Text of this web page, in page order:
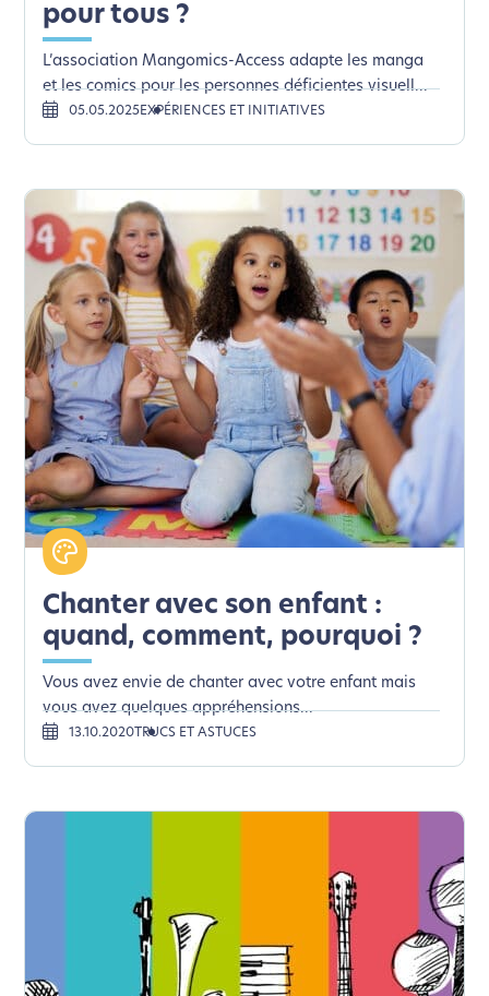
pour tous ?
L’association Mangomics-Access adapte les manga
et les comics pour les personnes déficientes visuell...
05.05.2025EXPÉRIENCES ET INITIATIVES
Chanter avec son enfant :
quand, comment, pourquoi ?
Vous avez envie de chanter avec votre enfant mais
vous avez quelques appréhensions...
13.10.2020 TRUCS ET ASTUCES